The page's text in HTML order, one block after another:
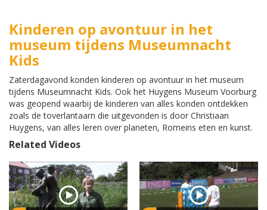
Kinderen op avontuur in het
museum tijdens Museumnacht
Kids
Zaterdagavond konden kinderen op avontuur in het museum
tijdens Museumnacht Kids. Ook het Huygens Museum Voorburg
was geopend waarbij de kinderen van alles konden ontdekken
zoals de toverlantaarn die uitgevonden is door Christiaan
Huygens, van alles leren over planeten, Romeins eten en kunst.
Related Videos